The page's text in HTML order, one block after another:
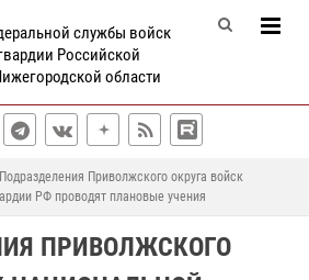
службы войск
Российской
области
Подразделения Приволжского округа войск
РФ проводят плановые учения
ПРИВОЛЖСКОГО